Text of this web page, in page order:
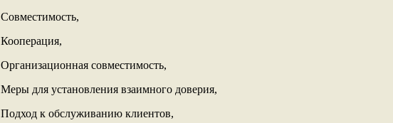
совместимость,
для установления взаимного доверия,
к обслуживанию клиентов,